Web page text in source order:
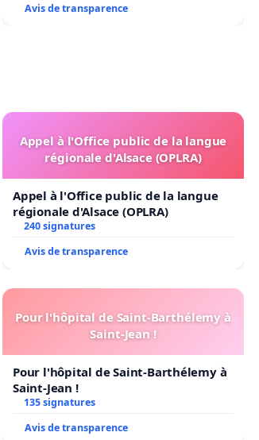
Avis de transparence
Appel à l'Office public de la langue
régionale d'Alsace (OPLRA)
Appel à l'Office public de la langue
régionale d'Alsace (OPLRA)
240 signatures
Avis de transparence
Pour l'hôpital de Saint-Barthélemy à
Saint-Jean !
Pour l'hôpital de Saint-Barthélemy à
Saint-Jean !
135 signatures
Avis de transparence